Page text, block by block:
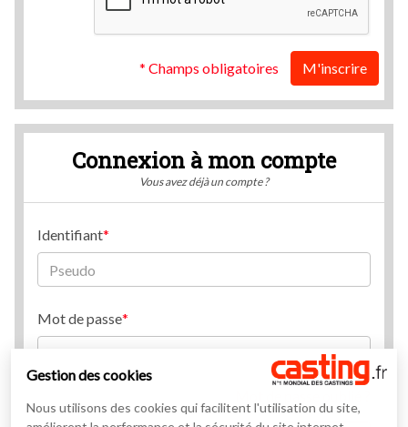
* Champs obligatoires M'inscrire
Connexion à mon compte
Vous avez déjà un compte ?
Identifiant
Mot de passe
Gestion des cookies
Nous utilisons des cookies qui facilitent l'utilisation du site,